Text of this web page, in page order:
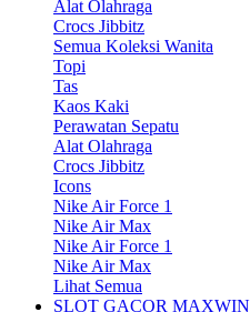
Alat Olahraga
Crocs Jibbitz
Semua Koleksi Wanita
Topi
Tas
Kaos Kaki
Perawatan Sepatu
Alat Olahraga
Crocs Jibbitz
Icons
Nike Air Force 1
Nike Air Max
Nike Air Force 1
Nike Air Max
Lihat Semua
SLOT GACOR MAXWIN